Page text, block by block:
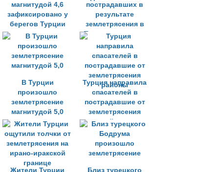
магнитудой 4,6
зафиксировано у
берегов Турции
пострадавших в
результате
землетрясения в
Турции возросло
до 39 человек
В Турции
произошло
землетрясение
магнитудой 5,0
Турция направила
спасателей в
пострадавшие от
землетрясения
районы
Жители Турции
Близ турецкого